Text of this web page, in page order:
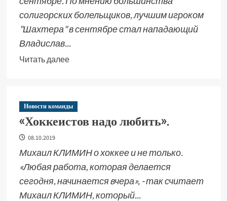
солигорских болельщиков, лучшим игроком
"Шахтера" в сентябре стал нападающий
Владислав...
Читать далее
Новости команды
«Хоккеистов надо любить».
08.10.2019
Михаил КЛИМИН о хоккее и не только.
«Любая работа, которая делается
сегодня, начинается вчера», - так считает
Михаил КЛИМИН, который...